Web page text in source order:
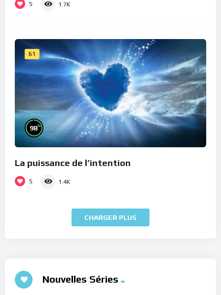
5 1.7K
61
98%
La puissance de l’intention
5 1.4K
CHARGER PLUS
Nouvelles Séries